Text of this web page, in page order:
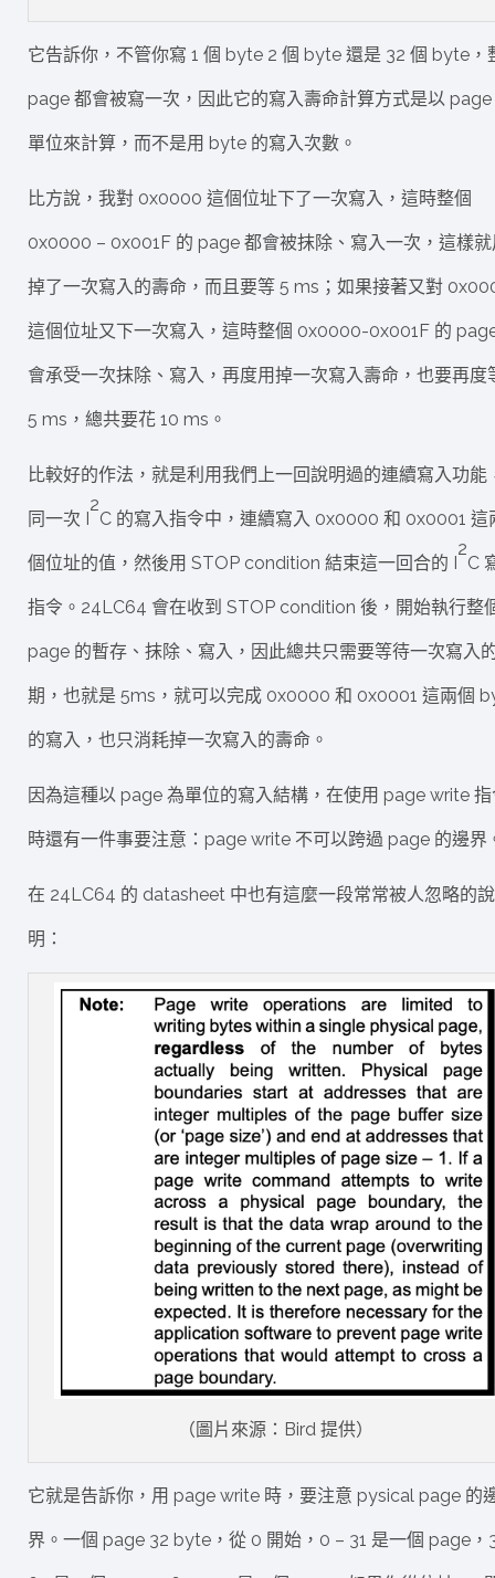
它告訴你，不管你寫 1 個 byte 2 個 byte 還是 32 個 byte，
page 都會被寫一次，因此它的寫入壽命計算方式是以 page
單位來計算，而不是用 byte 的寫入次數。
比方說，我對 0x0000 這個位址下了一次寫入，這時整個
0x0000 – 0x001F 的 page 都會被抹除、寫入一次，這樣就
掉了一次寫入的壽命，而且要等 5 ms；如果接著又對
這個位址又下一次寫入，這時整個 0x0000-0x001F 的
會承受一次抹除、寫入，再度用掉一次寫入壽命，也要再度
5 ms，總共要花 10 ms。
比較好的作法，就是利用我們上一回說明過的連續寫入功能
同一次 I
2
C 的寫入指令中，連續寫入 0x0000 和 0x0001 這
個位址的值，然後用 STOP condition 結束這一回合的 I
2
C
指令。24LC64 會在收到 STOP condition 後，開始執行整
page 的暫存、抹除、寫入，因此總共只需要等待一次寫入
期，也就是 5ms，就可以完成 0x0000 和 0x0001 這兩個
的寫入，也只消耗掉一次寫入的壽命。
因為這種以 page 為單位的寫入結構，在使用 page write
時還有一件事要注意：page write 不可以跨過 page 的邊界
在 24LC64 的 datasheet 中也有這麼一段常常被人忽略的說
明：
（圖片來源：Bird 提供）
它就是告訴你，用 page write 時，要注意 pysical page 的
界。一個 page 32 byte，從 0 開始，0 – 31 是一個 page，